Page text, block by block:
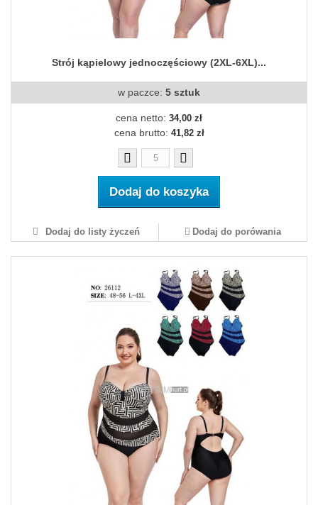
Strój kąpielowy jednoczęściowy (2XL-6XL)...
w paczce: 5 sztuk
cena netto: 34,00 zł
cena brutto: 41,82 zł
Dodaj do koszyka
Dodaj do listy życzeń Dodaj do porówania